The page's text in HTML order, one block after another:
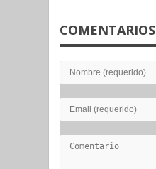
COMENTARIOS